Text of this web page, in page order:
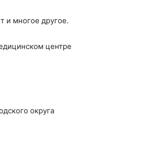
и многое другое.
центре
округа